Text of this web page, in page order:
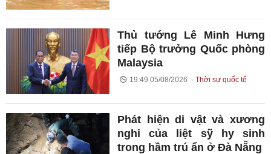
Thủ tướng Lê Minh Hưng
tiếp Bộ trưởng Quốc phòng
Malaysia
19:49 05/08/2026 Thời sự quốc tế
Phát hiện di vật và xương
nghi của liệt sỹ hy sinh
trong hầm trú ẩn ở Đà Nẵng